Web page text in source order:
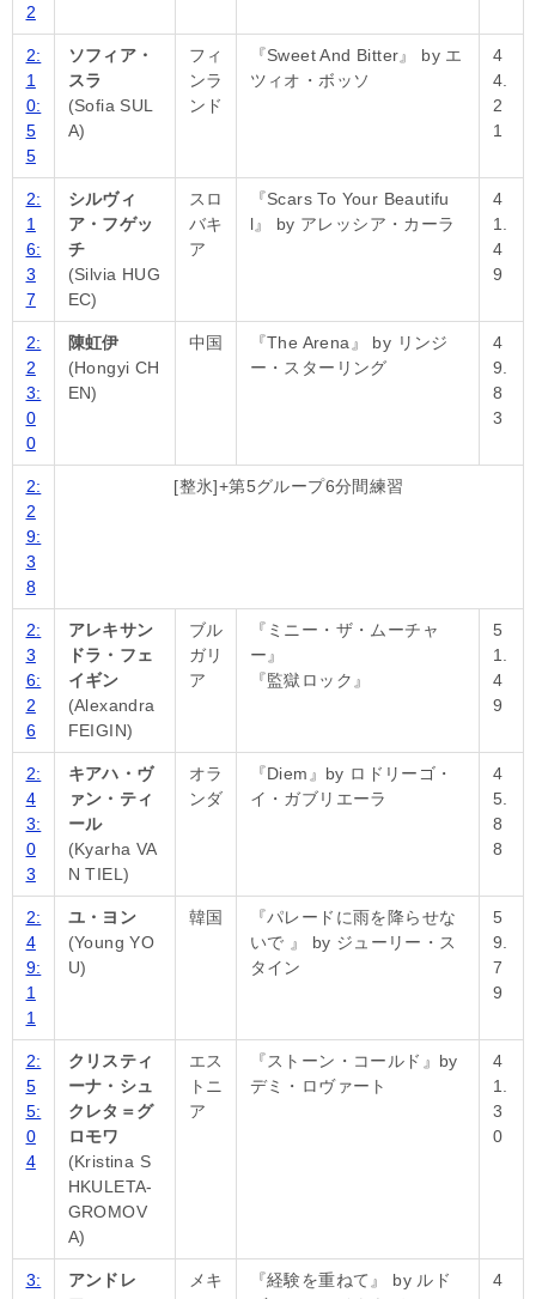
2
2:
1
0:
5
5
ソフィア・
スラ
(Sofia SUL
A)
フィ
ンラ
ンド
『Sweet And Bitter』 by エ
ツィオ・ボッソ
4
4.
2
1
2:
1
6:
3
7
シルヴィ
ア・フゲッ
チ
(Silvia HUG
EC)
スロ
バキ
ア
『Scars To Your Beautifu
l』 by アレッシア・カーラ
4
1.
4
9
2:
2
3:
0
0
陳虹伊
(Hongyi CH
EN)
中国
『The Arena』 by リンジ
ー・スターリング
4
9.
8
3
2:
2
9:
3
8
[整氷]+第5グループ6分間練習
2:
3
6:
2
6
アレキサン
ドラ・フェ
イギン
(Alexandra
FEIGIN)
ブル
ガリ
ア
『ミニー・ザ・ムーチャ
ー』
『監獄ロック』
5
1.
4
9
2:
4
3:
0
3
キアハ・ヴ
ァン・ティ
ール
(Kyarha VA
N TIEL)
オラ
ンダ
『Diem』by ロドリーゴ・
イ・ガブリエーラ
4
5.
8
8
2:
4
9:
1
1
ユ・ヨン
(Young YO
U)
韓国
『パレードに雨を降らせな
いで 』 by ジューリー・ス
タイン
5
9.
7
9
2:
5
5:
0
4
クリスティ
ーナ・シュ
クレタ＝グ
ロモワ
(Kristina S
HKULETA-
GROMOV
A)
エス
トニ
ア
『ストーン・コールド』by
デミ・ロヴァート
4
1.
3
0
3:
アンドレ
メキ
『経験を重ねて』 by ルド
4